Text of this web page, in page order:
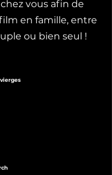
vous afin de
en famille, entre
ou bien seul !